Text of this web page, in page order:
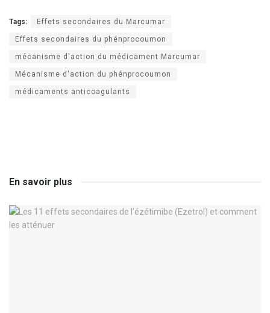
Tags: Effets secondaires du Marcumar
Effets secondaires du phénprocoumon
mécanisme d'action du médicament Marcumar
Mécanisme d'action du phénprocoumon
médicaments anticoagulants
En savoir plus